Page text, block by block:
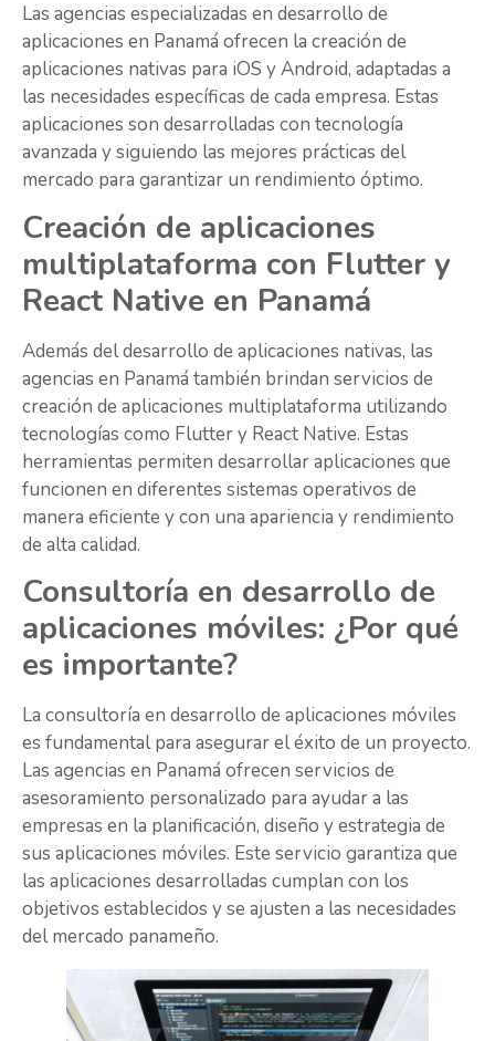
Las agencias especializadas en desarrollo de
aplicaciones en Panamá ofrecen la creación de
aplicaciones nativas para iOS y Android, adaptadas a
las necesidades específicas de cada empresa. Estas
aplicaciones son desarrolladas con tecnología
avanzada y siguiendo las mejores prácticas del
mercado para garantizar un rendimiento óptimo.
Creación de aplicaciones
multiplataforma con Flutter y
React Native en Panamá
Además del desarrollo de aplicaciones nativas, las
agencias en Panamá también brindan servicios de
creación de aplicaciones multiplataforma utilizando
tecnologías como Flutter y React Native. Estas
herramientas permiten desarrollar aplicaciones que
funcionen en diferentes sistemas operativos de
manera eficiente y con una apariencia y rendimiento
de alta calidad.
Consultoría en desarrollo de
aplicaciones móviles: ¿Por qué
es importante?
La consultoría en desarrollo de aplicaciones móviles
es fundamental para asegurar el éxito de un proyecto.
Las agencias en Panamá ofrecen servicios de
asesoramiento personalizado para ayudar a las
empresas en la planificación, diseño y estrategia de
sus aplicaciones móviles. Este servicio garantiza que
las aplicaciones desarrolladas cumplan con los
objetivos establecidos y se ajusten a las necesidades
del mercado panameño.